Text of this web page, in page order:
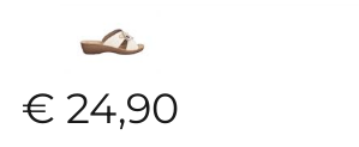
€ 24,90